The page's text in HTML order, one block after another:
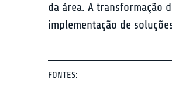
da área. A transformação
implementação de
FONTES: